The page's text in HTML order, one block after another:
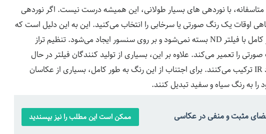
با نوردهی های بسیار طولانی، این همیشه درست نیست. اگر نوردهی
بگیرید، گاهی اوقات یک رنگ صورتی یا سرخابی را انتخاب می‌کنید. این به این دلیل است که
نور طول‌ موج بالاتر (مادون‌قرمز) به طور کامل با فیلتر ND بسته نمی‌شود و بر روی سنسور ایجاد می‌شود. تنظیم تراز
را تعمیر می‌کند. علاوه بر این، بسیاری از تولید کنندگان فیلتر در حال
حاضر فیلترهای ND را با قابلیت انسداد IR ترکیب می‌کنند. برای اجتناب از این رنگ به طور کامل، بسیاری از عکاسان
به رنگ سیاه و سفید تبدیل کنند.
مثبت و منفی در عکاسی ممکن است این مطلب را نیز بپسندید